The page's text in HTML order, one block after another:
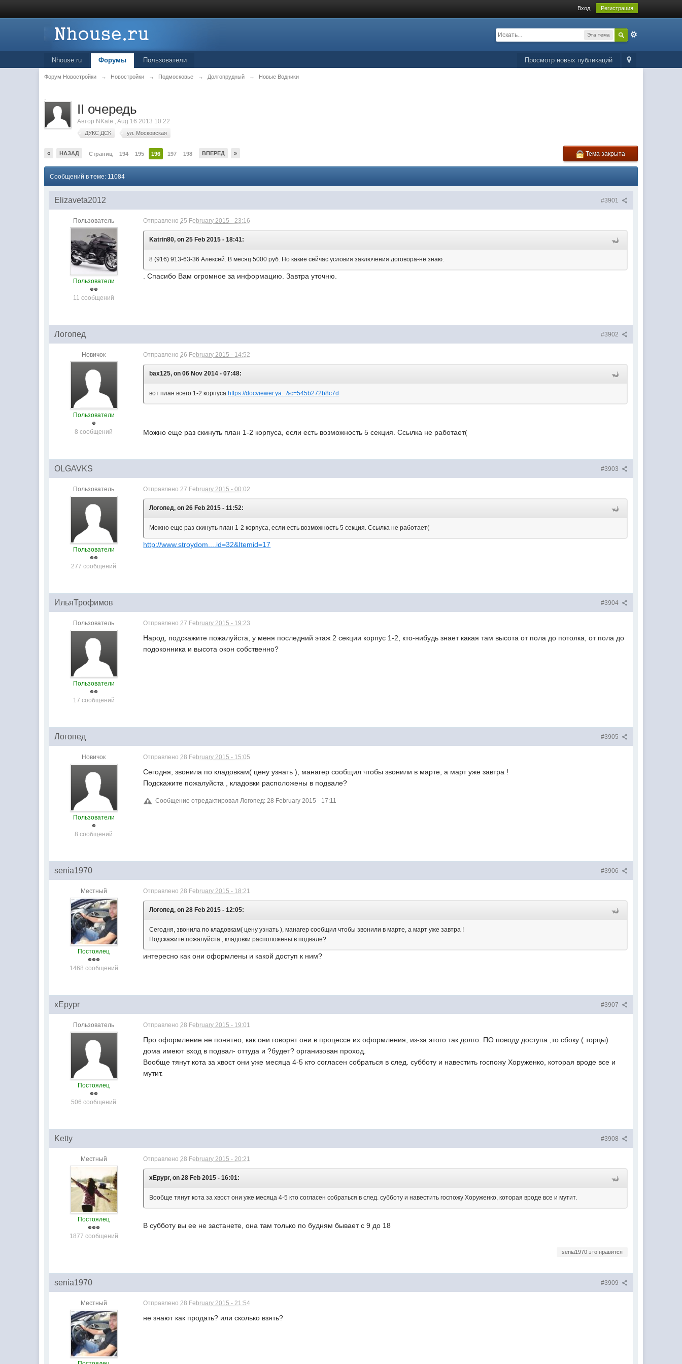
Вход Регистрация
Эта тема
Просмотр новых публикаций
Nhouse.ru Форумы Пользователи
Форум Новостройки → Новостройки → Подмосковье → Долгопрудный → Новые Водники
.
II очередь
Автор NKate ,Aug 16 2013 10:22
ДУКС ДСК ул. Московская
« НАЗАД Страниц 194 195 196 197 198 ВПЕРЕД » Тема закрыта
Сообщений в теме: 11084
#3901
Elizaveta2012
Пользователь
Пользователи
11 сообщений
Отправлено25 February 2015 - 23:16
Katrin80, on 25 Feb 2015 - 18:41:
8 (916) 913-63-36 Алексей. В месяц 5000 руб. Но какие сейчас условия заключения договора-не знаю.
. Спасибо Вам огромное за информацию. Завтра уточню.
#3902
Логопед
Новичок
Пользователи
8 сообщений
Отправлено26 February 2015 - 14:52
bax125, on 06 Nov 2014 - 07:48:
вот план всего 1-2 корпуса https://docviewer.ya...&c=545b272b8c7d
Можно еще раз скинуть план 1-2 корпуса, если есть возможность 5 секция. Ссылка не работает(
#3903
OLGAVKS
Пользователь
Пользователи
277 сообщений
Отправлено27 February 2015 - 00:02
Логопед, on 26 Feb 2015 - 11:52:
Можно еще раз скинуть план 1-2 корпуса, если есть возможность 5 секция. Ссылка не работает(
http://www.stroydom....id=32&Itemid=17
#3904
ИльяТрофимов
Пользователь
Пользователи
17 сообщений
Отправлено27 February 2015 - 19:23
Народ, подскажите пожалуйста, у меня последний этаж 2 секции корпус 1-2, кто-нибудь знает какая там высота от пола до потолка, от пола до
подоконника и высота окон собственно?
#3905
Логопед
Новичок
Пользователи
8 сообщений
Отправлено28 February 2015 - 15:05
Сегодня, звонила по кладовкам( цену узнать ), манагер сообщил чтобы звонили в марте, а март уже завтра !
Подскажите пожалуйста , кладовки расположены в подвале?
Сообщение отредактировал Логопед: 28 February 2015 - 17:11
#3906
senia1970
Местный
Постоялец
1468 сообщений
Отправлено28 February 2015 - 18:21
Логопед, on 28 Feb 2015 - 12:05:
Сегодня, звонила по кладовкам( цену узнать ), манагер сообщил чтобы звонили в марте, а март уже завтра !
Подскажите пожалуйста , кладовки расположены в подвале?
интересно как они оформлены и какой доступ к ним?
#3907
xEpypr
Пользователь
Постоялец
506 сообщений
Отправлено28 February 2015 - 19:01
Про оформление не понятно, как они говорят они в процессе их оформления, из-за этого так долго. ПО поводу доступа ,то сбоку ( торцы)
дома имеют вход в подвал- оттуда и ?будет? организован проход.
Вообще тянут кота за хвост они уже месяца 4-5 кто согласен собраться в след. субботу и навестить госпожу Хоруженко, которая вроде все и
мутит.
#3908
Ketty
Местный
Постоялец
1877 сообщений
Отправлено28 February 2015 - 20:21
xEpypr, on 28 Feb 2015 - 16:01:
Вообще тянут кота за хвост они уже месяца 4-5 кто согласен собраться в след. субботу и навестить госпожу Хоруженко, которая вроде все и мутит.
В субботу вы ее не застанете, она там только по будням бывает с 9 до 18
senia1970 это нравится
#3909
senia1970
Местный Отправлено28 February 2015 - 21:54
не знают как продать? или сколько взять?